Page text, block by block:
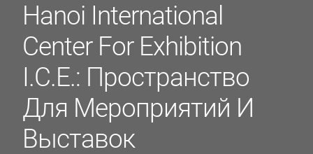
Hanoi International
Center For Exhibition
I.C.E.: Пространство
Для Мероприятий И
Выставок